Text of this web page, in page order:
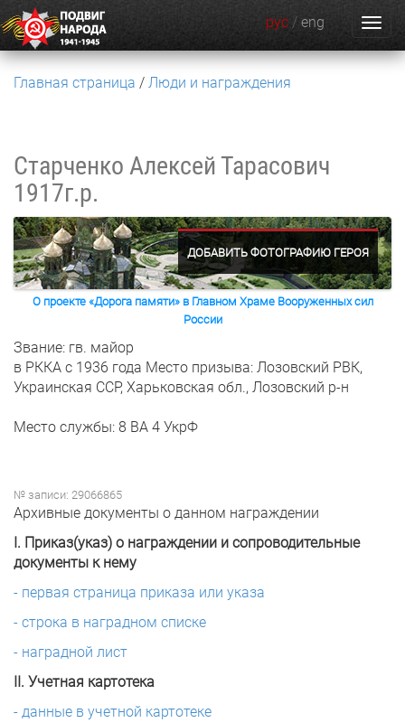
рус / eng
Главная страница Люди и награждения
Старченко Алексей Тарасович
1917г.р.
ДОБАВИТЬ ФОТОГРАФИЮ ГЕРОЯ
О проекте «Дорога памяти» в Главном Храме Вооруженных сил
России
Звание: гв. майор
в РККА с 1936 года Место призыва: Лозовский РВК,
Украинская ССР, Харьковская обл., Лозовский р-н
Место службы: 8 ВА 4 УкрФ
№ записи: 29066865
Архивные документы о данном награждении
I. Приказ(указ) о награждении и сопроводительные
документы к нему
- первая страница приказа или указа
- строка в наградном списке
- наградной лист
II. Учетная картотека
- данные в учетной картотеке